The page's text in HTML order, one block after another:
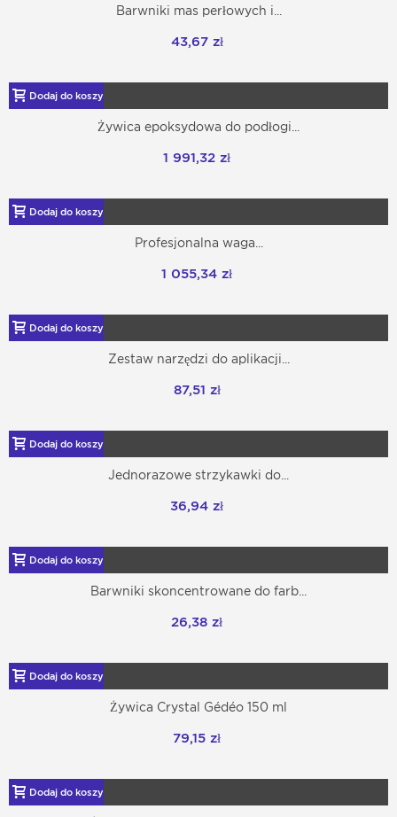
Barwniki mas perłowych i...
43,67 zł
Dodaj do koszyka
Żywica epoksydowa do podłogi...
1 991,32 zł
Dodaj do koszyka
Profesjonalna waga...
1 055,34 zł
Dodaj do koszyka
Zestaw narzędzi do aplikacji...
87,51 zł
Dodaj do koszyka
Jednorazowe strzykawki do...
36,94 zł
Dodaj do koszyka
Barwniki skoncentrowane do farb...
26,38 zł
Dodaj do koszyka
Żywica Crystal Gédéo 150 ml
79,15 zł
Dodaj do koszyka